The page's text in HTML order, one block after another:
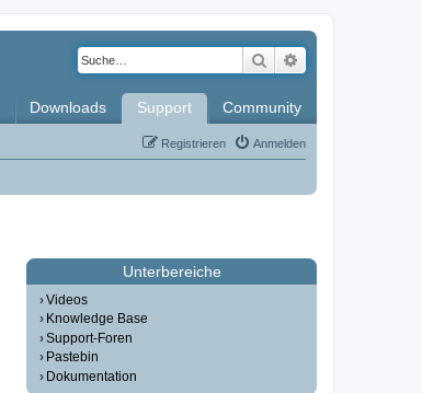
Suche
Downloads Support Community
Anmelden
Registrieren
Unterbereiche
Videos
Knowledge Base
Support-Foren
Pastebin
Dokumentation